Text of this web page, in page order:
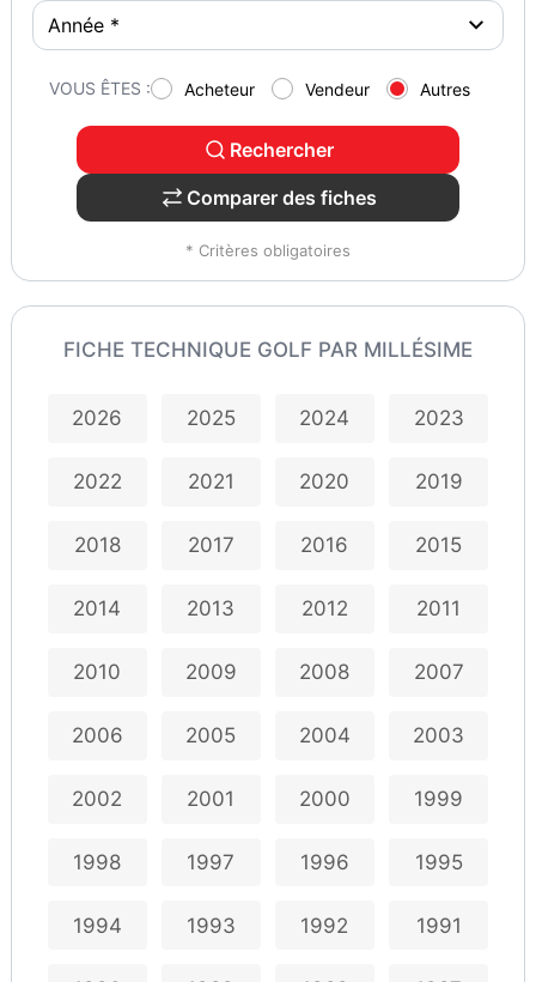
VOUS ÊTES : Acheteur Vendeur Autres
Rechercher
Comparer des fiches
* Critères obligatoires
FICHE TECHNIQUE GOLF PAR MILLÉSIME
2026 2025 2024 2023
2022 2021 2020 2019
2018 2017 2016 2015
2014 2013 2012 2011
2010 2009 2008 2007
2006 2005 2004 2003
2002 2001 2000 1999
1998 1997 1996 1995
1994 1993 1992 1991